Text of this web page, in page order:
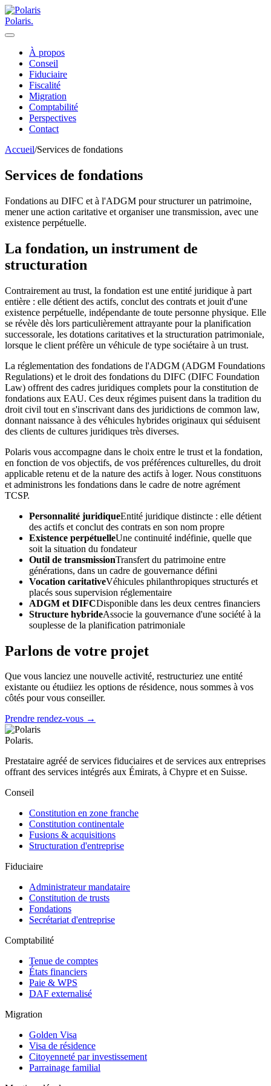
Polaris.
À propos
Conseil
Fiduciaire
Fiscalité
Migration
Comptabilité
Perspectives
Contact
Accueil/Services de fondations
Services de fondations
Fondations au DIFC et à l'ADGM pour structurer un patrimoine,
mener une action caritative et organiser une transmission, avec une
existence perpétuelle.
La fondation, un instrument de
structuration
Contrairement au trust, la fondation est une entité juridique à part
entière : elle détient des actifs, conclut des contrats et jouit d'une
existence perpétuelle, indépendante de toute personne physique. Elle
se révèle dès lors particulièrement attrayante pour la planification
successorale, les dotations caritatives et la structuration patrimoniale,
lorsque le client préfère un véhicule de type sociétaire à un trust.
La réglementation des fondations de l'ADGM (ADGM Foundations
Regulations) et le droit des fondations du DIFC (DIFC Foundation
Law) offrent des cadres juridiques complets pour la constitution de
fondations aux EAU. Ces deux régimes puisent dans la tradition du
droit civil tout en s'inscrivant dans des juridictions de common law,
donnant naissance à des véhicules hybrides originaux qui séduisent
des clients de cultures juridiques très diverses.
Polaris vous accompagne dans le choix entre le trust et la fondation,
en fonction de vos objectifs, de vos préférences culturelles, du droit
applicable retenu et de la nature des actifs à loger. Nous constituons
et administrons les fondations dans le cadre de notre agrément
TCSP.
Personnalité juridiqueEntité juridique distincte : elle détient
des actifs et conclut des contrats en son nom propre
Existence perpétuelleUne continuité indéfinie, quelle que
soit la situation du fondateur
Outil de transmissionTransfert du patrimoine entre
générations, dans un cadre de gouvernance défini
Vocation caritativeVéhicules philanthropiques structurés et
placés sous supervision réglementaire
ADGM et DIFCDisponible dans les deux centres financiers
Structure hybrideAssocie la gouvernance d'une société à la
souplesse de la planification patrimoniale
Parlons de votre projet
Que vous lanciez une nouvelle activité, restructuriez une entité
existante ou étudiiez les options de résidence, nous sommes à vos
côtés pour vous conseiller.
Prendre rendez-vous →
Polaris.
Prestataire agréé de services fiduciaires et de services aux entreprises
offrant des services intégrés aux Émirats, à Chypre et en Suisse.
Conseil
Constitution en zone franche
Constitution continentale
Fusions & acquisitions
Structuration d'entreprise
Fiduciaire
Administrateur mandataire
Constitution de trusts
Fondations
Secrétariat d'entreprise
Comptabilité
Tenue de comptes
États financiers
Paie & WPS
DAF externalisé
Migration
Golden Visa
Visa de résidence
Citoyenneté par investissement
Parrainage familial